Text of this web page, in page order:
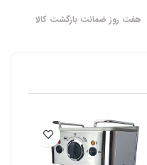
هفت روز ضمانت بازگشت کالا